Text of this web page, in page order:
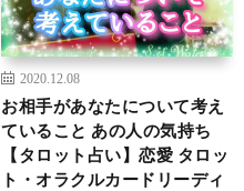
2020.12.08
お相手があなたについて考え
ていること あの人の気持ち
【タロット占い】恋愛 タロッ
ト・オラクルカードリーディ